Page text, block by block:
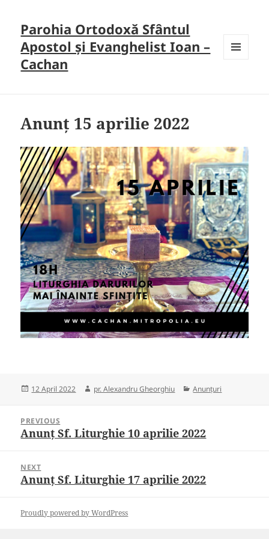
Parohia Ortodoxă Sfântul
Apostol și Evanghelist Ioan –
Cachan
Anunț 15 aprilie 2022
Posted
12 April 2022 Author
pr. Alexandru Gheorghiu Categories
Anunțuri
navigation
PREVIOUS
Previous
Anunț Sf. Liturghie 10 aprilie 2022
NEXT
Next
Anunț Sf. Liturghie 17 aprilie 2022
Proudly powered by WordPress